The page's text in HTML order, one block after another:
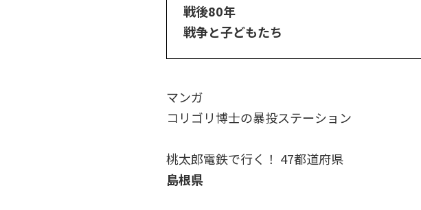
戦後80年
戦争と子どもたち
マンガ
コリゴリ博士の暴投ステーション
桃太郎電鉄で行く！ 47都道府県
島根県